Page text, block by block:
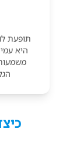
תופעת
היא